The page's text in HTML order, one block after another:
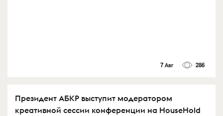
7 Авг 286
Президент АБКР выступит модератором
креативной сессии конференции на HouseHold